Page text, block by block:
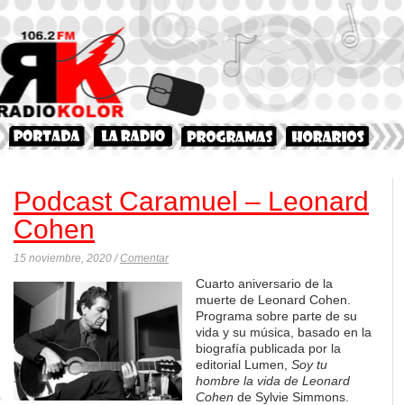
Podcast Caramuel – Leonard
Cohen
15 noviembre, 2020 /Comentar
Cuarto aniversario de la
muerte de Leonard Cohen
Programa sobre parte de su
vida y su música basado en la
biografía publicada por la
editorial Lumen, Soy tu
hombre la vida de Leonard
Cohen de Sylvie Simmons